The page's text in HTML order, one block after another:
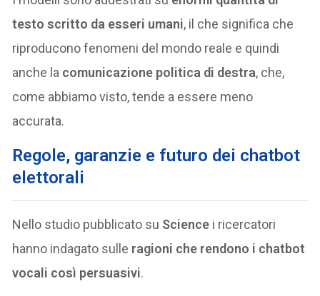
testo scritto da esseri umani, il che significa che
riproducono fenomeni del mondo reale e quindi
anche la comunicazione politica di destra, che,
come abbiamo visto, tende a essere meno
accurata.
Regole, garanzie e futuro dei chatbot
elettorali
Nello studio pubblicato su Science i ricercatori
hanno indagato sulle ragioni che rendono i chatbot
vocali così persuasivi.